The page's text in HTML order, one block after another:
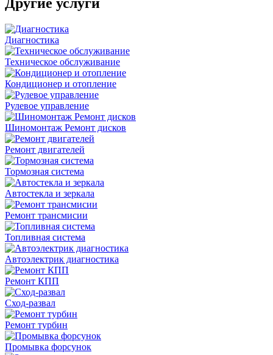
Другие услуги
Диагностика
Техническое обслуживание
Кондиционер и отопление
Рулевое управление
Шиномонтаж Ремонт дисков
Ремонт двигателей
Тормозная система
Автостекла и зеркала
Ремонт трансмисии
Топливная система
Автоэлектрик диагностика
Ремонт КПП
Сход-развал
Ремонт турбин
Промывка форсунок